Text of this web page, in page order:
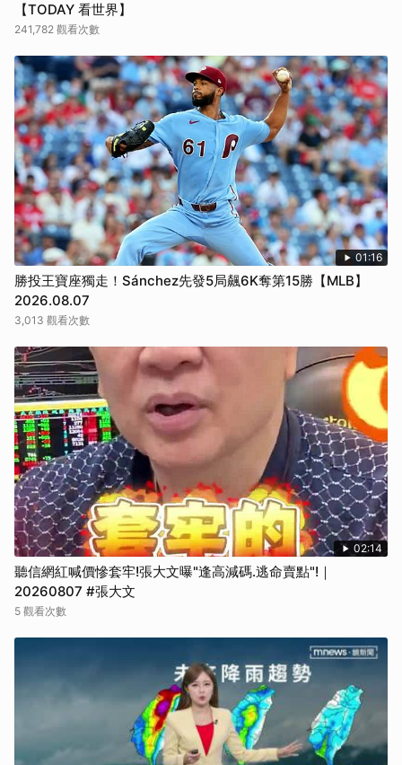
【TODAY 看世界】
241,782 觀看次數
01:16
勝投王寶座獨走！Sánchez先發5局飆6K奪第15勝【MLB】
2026.08.07
3,013 觀看次數
02:14
聽信網紅喊價慘套牢!張大文曝"逢高減碼.逃命賣點"!｜
20260807 #張大文
5 觀看次數